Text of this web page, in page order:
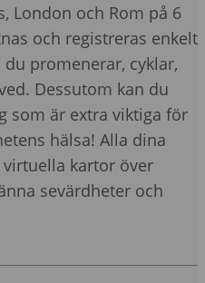
London och Rom på 6
och registreras enkelt
promenerar, cyklar,
Dessutom kan du
som är extra viktiga för
hälsa! Alla dina
kartor över
sevärdheter och